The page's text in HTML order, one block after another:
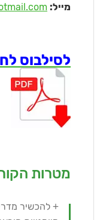
מייל:
לסילבוס
מטרות
+ להכשיר